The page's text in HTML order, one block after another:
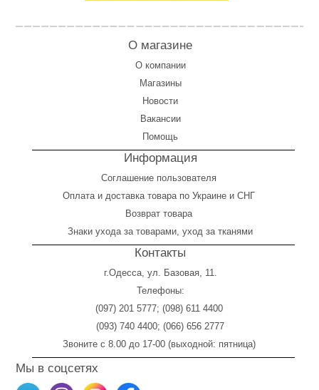
О магазине
О компании
Магазины
Новости
Вакансии
Помощь
Информация
Соглашение пользователя
Оплата и доставка товара по Украине и СНГ
Возврат товара
Знаки ухода за товарами, уход за тканями
Контакты
г.Одесса, ул. Базовая, 11.
Телефоны:
(097) 201 5777; (098) 611 4400
(093) 740 4400; (066) 656 2777
Звоните с 8.00 до 17-00 (выходной: пятница)
Мы в соцсетях